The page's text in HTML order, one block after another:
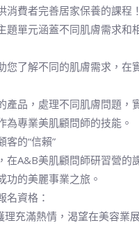
消費者完善居家保養的課程！
題單元涵蓋不同肌膚需求和
您了解不同的肌膚需求，在
產品，處理不同肌膚問題，
為專業美肌顧問師的技能。
客的“信賴”
在A&B美肌顧問師研習營的
功的美麗事業之旅。
名資格：
充滿熱情，渴望在美容業